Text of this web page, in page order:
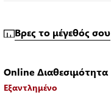
Βρες το μέγεθός σου
Online Διαθεσιμότητα
Εξαντλημένο